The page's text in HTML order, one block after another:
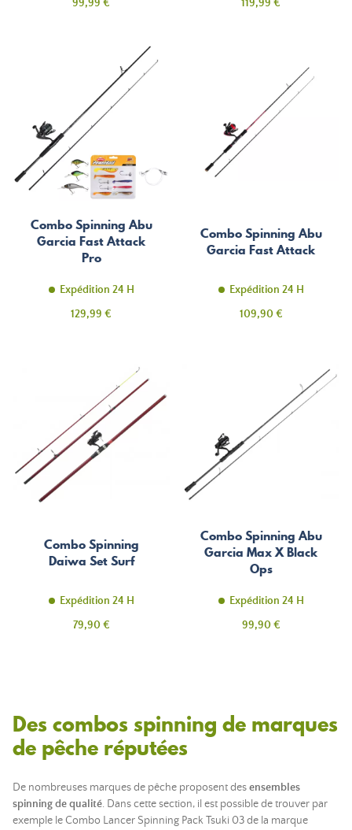
99,99 € 119,99 €
Combo Spinning Abu
Garcia Fast Attack
Pro
Expédition 24 H
Prix
129,99 €
Combo Spinning Abu
Garcia Fast Attack
Expédition 24 H
Prix
109,90 €
Combo Spinning
Daiwa Set Surf
Expédition 24 H
Prix
79,90 €
Combo Spinning Abu
Garcia Max X Black
Ops
Expédition 24 H
Prix
99,90 €
Des combos spinning de marques
de pêche réputées
De nombreuses marques de pêche proposent desensembles
spinning de qualité. Dans cette section, il est possible de trouver par
exemple le Combo Lancer Spinning Pack Tsuki 03 de la marque